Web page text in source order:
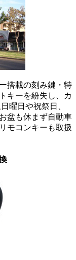
搭載の刻み鍵・特
キーを紛失し、カ
曜日や祝祭日、
盆も休まず自動車
モコンキーも取扱